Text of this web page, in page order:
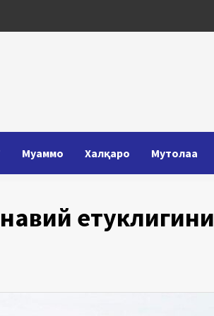
Муаммо Халқаро Мутолаа
етуклигини